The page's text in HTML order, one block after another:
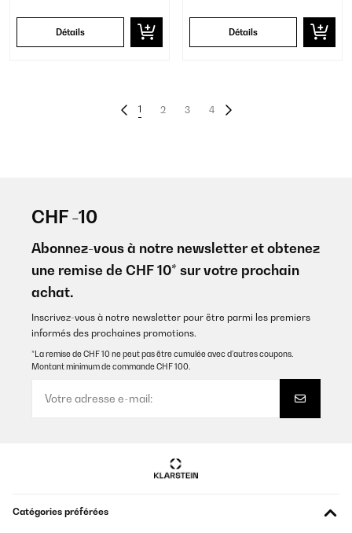
Détails Détails
1 2 3 4
CHF -10
Abonnez-vous à notre newsletter et obtenez
une remise de CHF 10* sur votre prochain
achat.
Inscrivez-vous à notre newsletter pour être parmi les premiers
informés des prochaines promotions.
*La remise de CHF 10 ne peut pas être cumulée avec d’autres coupons.
Montant minimum de commande CHF 100.
Catégories préférées